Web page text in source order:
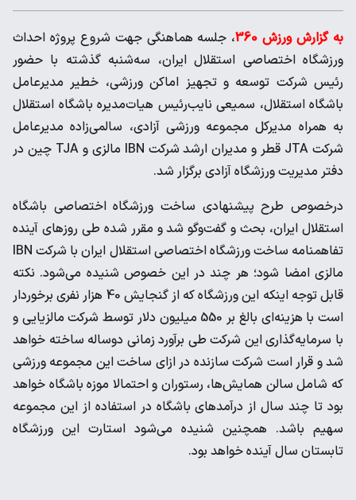
به گزارش ورزش 360
، جلسه هماهنگی جهت شروع پروژه احداث
ورزشگاه اختصاصی استقلال‌ ایران، سه‌شنبه گذشته با حضور
رئیس شرکت توسعه و تجهیز اماکن ورزشی، خطیر مدیرعامل
باشگاه استقلال، سمیعی نایب‌رئیس هیات‌مدیره باشگاه استقلال
به همراه مدیرکل مجموعه ورزشی آزادی، سالمی‌زاده مدیرعامل
شرکت JTA قطر و مدیران ارشد شرکت IBN مالزی و TJA چین در
دفتر مدیریت ورزشگاه آزادی برگزار شد.
در‌خصوص طرح پیشنهادی ساخت ورزشگاه اختصاصی باشگاه
استقلال ایران، بحث و گفت‌و‌گو شد و مقرر شده طی روزهای آینده
تفاهمنامه ساخت ورزشگاه اختصاصی استقلال ایران با شرکت IBN
مالزی امضا شود؛ هر چند در این خصوص شنیده می‌شود. نکته
قابل توجه اینکه این ورزشگاه که از گنجایش 40 هزار نفری برخوردار
است با هزینه‌ای بالغ بر 550 میلیون دلار توسط شرکت مالزیایی و
با سرمایه‌گذاری این شرکت طی برآورد زمانی دو‌ساله ساخته خواهد
شد و قرار است شرکت سازنده در ازای ساخت این مجموعه ورزشی
که شامل سالن همایش‌ها، رستوران و احتمالا موزه باشگاه خواهد
بود تا چند سال از درآمدهای باشگاه در استفاده از این مجموعه
سهیم باشد. همچنین شنیده می‌شود استارت این ورزشگاه
تابستان سال آینده خواهد بود.